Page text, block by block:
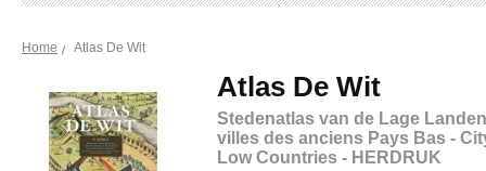
Home Atlas De Wit
Atlas De Wit
Stedenatlas van de Lage
villes des anciens Pays Bas -
Low Countries - HERDRUK